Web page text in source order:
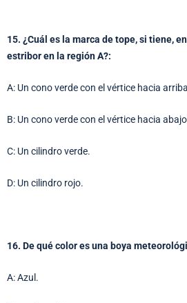
15. ¿Cuál es la marca de tope, si tiene,
estribor en la región A?:
A: Un cono verde con el vértice hacia
B: Un cono verde con el vértice hacia
C: Un cilindro verde.
D: Un cilindro rojo.
16. De qué color es una boya
A: Azul.